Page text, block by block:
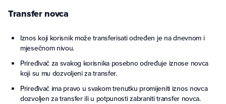
Transfer novca
Iznos koji korisnik može transferisati određen je na dnevnom i
mjesečnom nivou.
Priređivač za svakog korisnika posebno određuje iznose novca
koji su mu dozvoljeni za transfer.
Priređivač ima pravo u svakom trenutku promijeniti iznos novca
dozvoljen za transfer ili u potpunosti zabraniti transfer novca.